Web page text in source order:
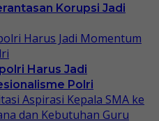
Korupsi Jadi
Harus Jadi
Polri